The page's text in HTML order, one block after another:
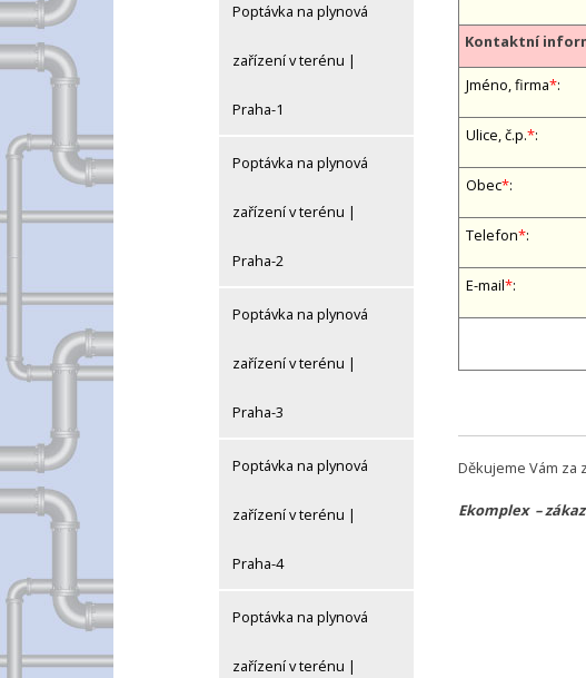
Poptávka na plynová
zařízení v terénu |
Praha-1
Poptávka na plynová
zařízení v terénu |
Praha-2
Poptávka na plynová
zařízení v terénu |
Praha-3
Poptávka na plynová
zařízení v terénu |
Praha-4
Poptávka na plynová
zařízení v terénu |
Kontaktní
Jméno, firma*:
Ulice, č.p.*:
Obec*:
Telefon*:
E-mail*:
Děkujeme Vám za
Ekomplex –